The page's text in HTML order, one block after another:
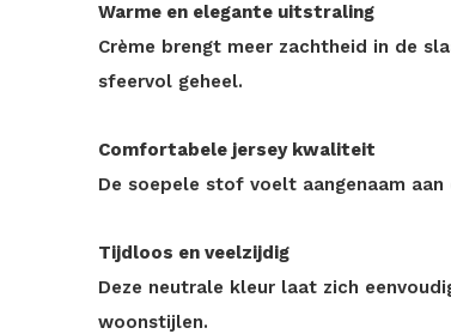
Warme en elegante uitstraling
Crème brengt meer zachtheid in de
sfeervol geheel.
Comfortabele jersey kwaliteit
De soepele stof voelt aangenaam
Tijdloos en veelzijdig
Deze neutrale kleur laat zich
woonstijlen.